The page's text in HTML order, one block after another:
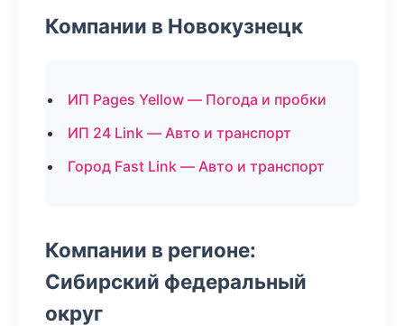
Компании в Новокузнецк
ИП Pages Yellow — Погода и пробки
ИП 24 Link — Авто и транспорт
Город Fast Link — Авто и транспорт
Компании в регионе:
Сибирский федеральный
округ